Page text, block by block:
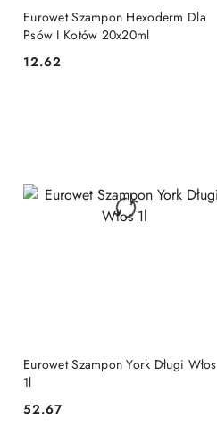
Eurowet Szampon Hexoderm Dla
Psów I Kotów 20x20ml
Cena:
12.62
DO KOSZYKA
Eurowet Szampon York Długi Włos
1l
Cena:
52.67
DO KOSZYKA